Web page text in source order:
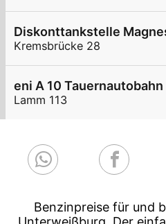
Diskonttankstelle
Kremsbrücke 28
eni A 10 Tauernautobahn
Lamm 113
Benzinpreise für und